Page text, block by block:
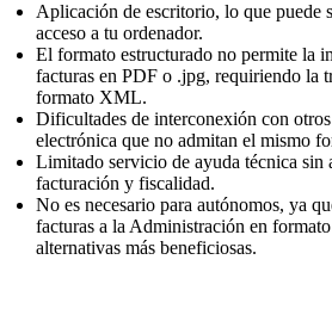
Aplicación de escritorio, lo que puede
acceso a tu ordenador.
El formato estructurado no permite la
facturas en PDF o .jpg, requiriendo la
formato XML.
Dificultades de interconexión con
electrónica que no admitan el mismo
Limitado servicio de ayuda técnica sin
facturación y fiscalidad.
No es necesario para autónomos, ya
facturas a la Administración en
alternativas más beneficiosas.